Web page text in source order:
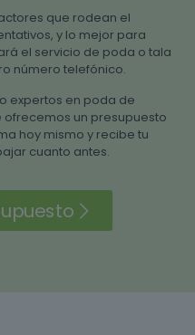
que rodean el
y lo mejor para
el servicio de poda o tala
número telefónico.
expertos en poda de
ofrecemos un presupuesto
hoy mismo y recibe tu
cuanto antes.